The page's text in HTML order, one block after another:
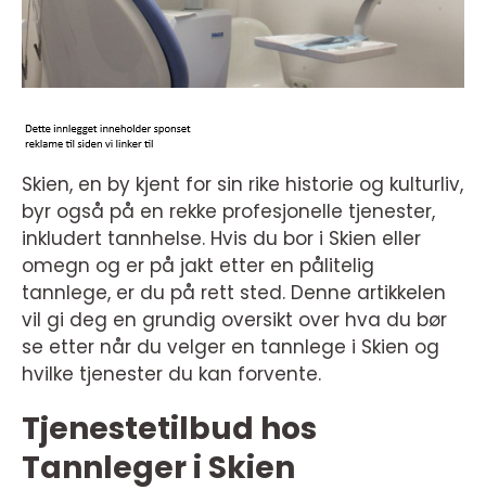
Skien, en by kjent for sin rike historie og kulturliv,
byr også på en rekke profesjonelle tjenester,
inkludert tannhelse. Hvis du bor i Skien eller
omegn og er på jakt etter en pålitelig
tannlege, er du på rett sted. Denne artikkelen
vil gi deg en grundig oversikt over hva du bør
se etter når du velger en tannlege i Skien og
hvilke tjenester du kan forvente.
Tjenestetilbud hos
Tannleger i Skien